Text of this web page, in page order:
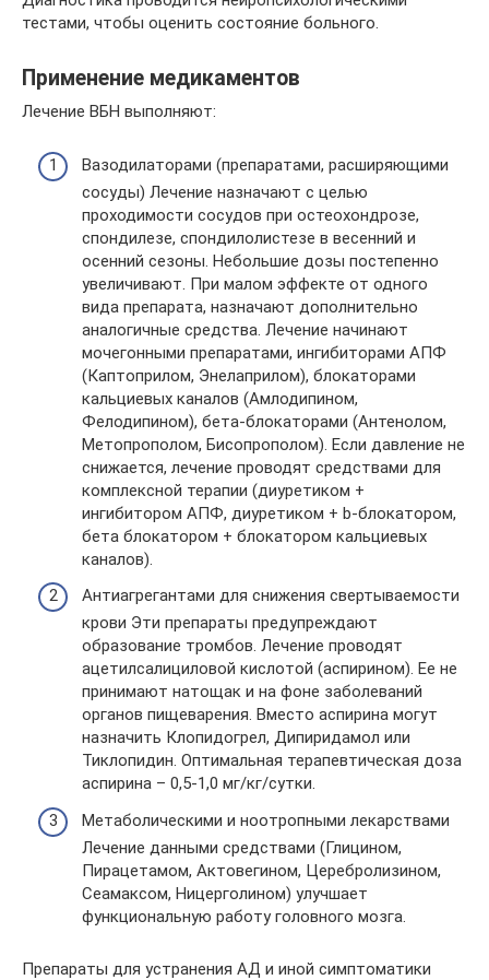
тестами, чтобы оценить состояние больного.
Применение медикаментов
Лечение ВБН выполняют:
Вазодилаторами (препаратами, расширяющими
сосуды) Лечение назначают с целью
проходимости сосудов при остеохондрозе,
спондилезе, спондилолистезе в весенний и
осенний сезоны. Небольшие дозы постепенно
увеличивают. При малом эффекте от одного
вида препарата, назначают дополнительно
аналогичные средства. Лечение начинают
мочегонными препаратами, ингибиторами АПФ
(Каптоприлом, Энелаприлом), блокаторами
кальциевых каналов (Амлодипином,
Фелодипином), бета-блокаторами (Антенолом,
Метопрополом, Бисопрополом). Если давление не
снижается, лечение проводят средствами для
комплексной терапии (диуретиком +
ингибитором АПФ, диуретиком + b-блокатором,
бета блокатором + блокатором кальциевых
каналов).
Антиагрегантами для снижения свертываемости
крови Эти препараты предупреждают
образование тромбов. Лечение проводят
ацетилсалициловой кислотой (аспирином). Ее не
принимают натощак и на фоне заболеваний
органов пищеварения. Вместо аспирина могут
назначить Клопидогрел, Дипиридамол или
Тиклопидин. Оптимальная терапевтическая доза
аспирина – 0,5-1,0 мг/кг/сутки.
Метаболическими и ноотропными лекарствами
Лечение данными средствами (Глицином,
Пирацетамом, Актовегином, Церебролизином,
Сеамаксом, Ницерголином) улучшает
функциональную работу головного мозга.
Препараты для устранения АД и иной симптоматики